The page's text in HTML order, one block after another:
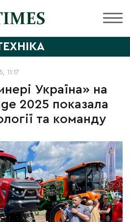
11:17
Україна» на
2025 показала
та команду